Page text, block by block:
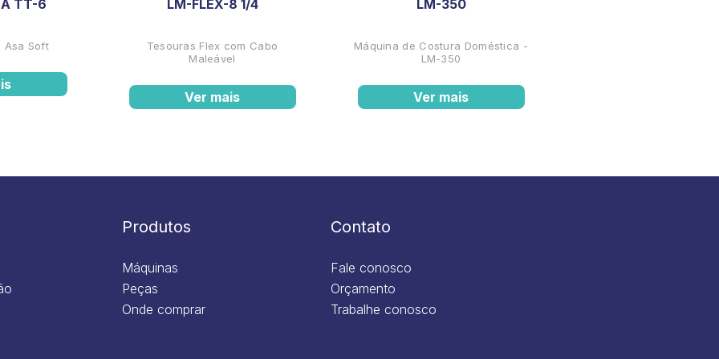
TT-6
Asa Soft
LM-FLEX-8 1/4
Tesouras Flex com Cabo
Maleável
Ver mais
LM-350
Máquina de Costura Doméstica -
LM-350
Ver mais
Produtos
Máquinas
Peças
Onde comprar
Contato
Fale conosco
Orçamento
Trabalhe conosco